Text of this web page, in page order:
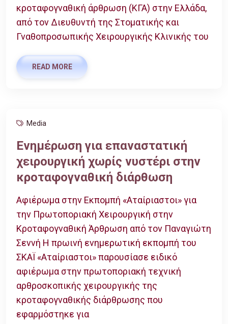
κροταφογναθική άρθρωση (ΚΓΑ) στην Ελλάδα,
από τον Διευθυντή της Στοματικής και
Γναθοπροσωπικής Χειρουργικής Κλινικής του
READ MORE
Media
Ενημέρωση για επαναστατική
χειρουργική χωρίς νυστέρι στην
κροταφογναθική διάρθωση
Αφιέρωμα στην Εκπομπή «Αταίριαστοι» για
την Πρωτοποριακή Χειρουργική στην
Κροταφογναθική Άρθρωση από τον Παναγιώτη
Σεννή Η πρωινή ενημερωτική εκπομπή του
ΣΚΑΪ «Αταίριαστοι» παρουσίασε ειδικό
αφιέρωμα στην πρωτοποριακή τεχνική
αρθροσκοπικής χειρουργικής της
κροταφογναθικής διάρθρωσης που
εφαρμόστηκε για